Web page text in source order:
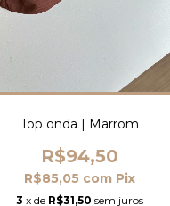
Top onda | Marrom
R$94,50
R$85,05 com Pix
3 x de R$31,50 sem juros